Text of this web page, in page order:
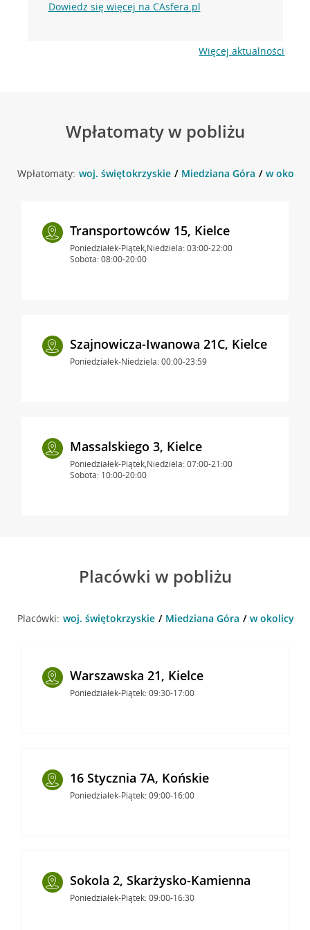
Dowiedz się więcej na CAsfera.pl
Więcej aktualności
Wpłatomaty w pobliżu
Wpłatomaty: woj. świętokrzyskie Miedziana Góra w
Transportowców 15, Kielce
Poniedziałek-Piątek,Niedziela: 03:00-22:00
Sobota: 08:00-20:00
Szajnowicza-Iwanowa 21C, Kielce
Poniedziałek-Niedziela: 00:00-23:59
Massalskiego 3, Kielce
Poniedziałek-Piątek,Niedziela: 07:00-21:00
Sobota: 10:00-20:00
Placówki w pobliżu
Placówki: woj. świętokrzyskie Miedziana Góra w okolicy
Warszawska 21, Kielce
Poniedziałek-Piątek: 09:30-17:00
16 Stycznia 7A, Końskie
Poniedziałek-Piątek: 09:00-16:00
Sokola 2, Skarżysko-Kamienna
Poniedziałek-Piątek: 09:00-16:30